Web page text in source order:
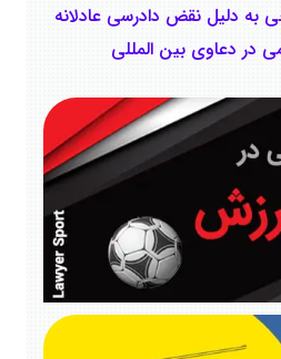
به دلیل نقض دادرسی عادلانه
در دعاوی بین المللی